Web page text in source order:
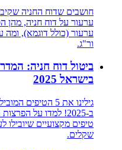
חושבים שדוח החניה
ערעור על דוח חניה, מהן
ערעור (כולל דוגמא),
ור"ג.
ביטול דוח חניה:
בישראל 2025
גילינו את 5
ב-2025! למדו על
טיפים מקצועיים שיובילו
שקלים.